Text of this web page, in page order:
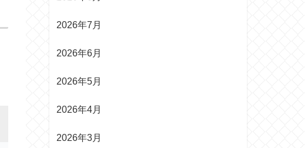
2026年7月
2026年6月
2026年5月
2026年4月
2026年3月